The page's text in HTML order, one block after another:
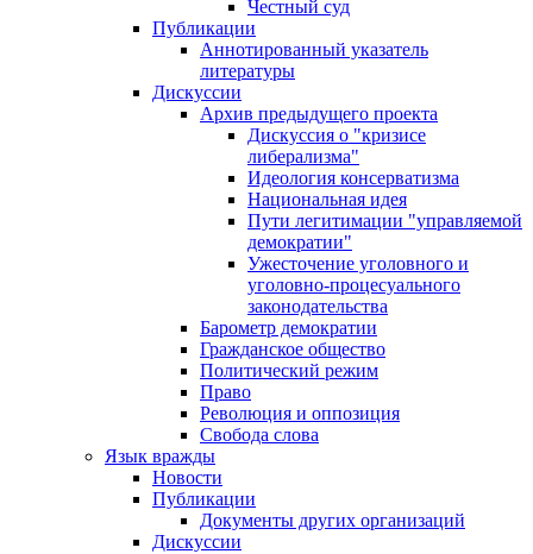
Честный суд
Публикации
Аннотированный указатель
литературы
Дискуссии
Архив предыдущего проекта
Дискуссия о "кризисе
либерализма"
Идеология консерватизма
Национальная идея
Пути легитимации "управляемой
демократии"
Ужесточение уголовного и
уголовно-процесуального
законодательства
Барометр демократии
Гражданское общество
Политический режим
Право
Революция и оппозиция
Свобода слова
Язык вражды
Новости
Публикации
Документы других организаций
Дискуссии